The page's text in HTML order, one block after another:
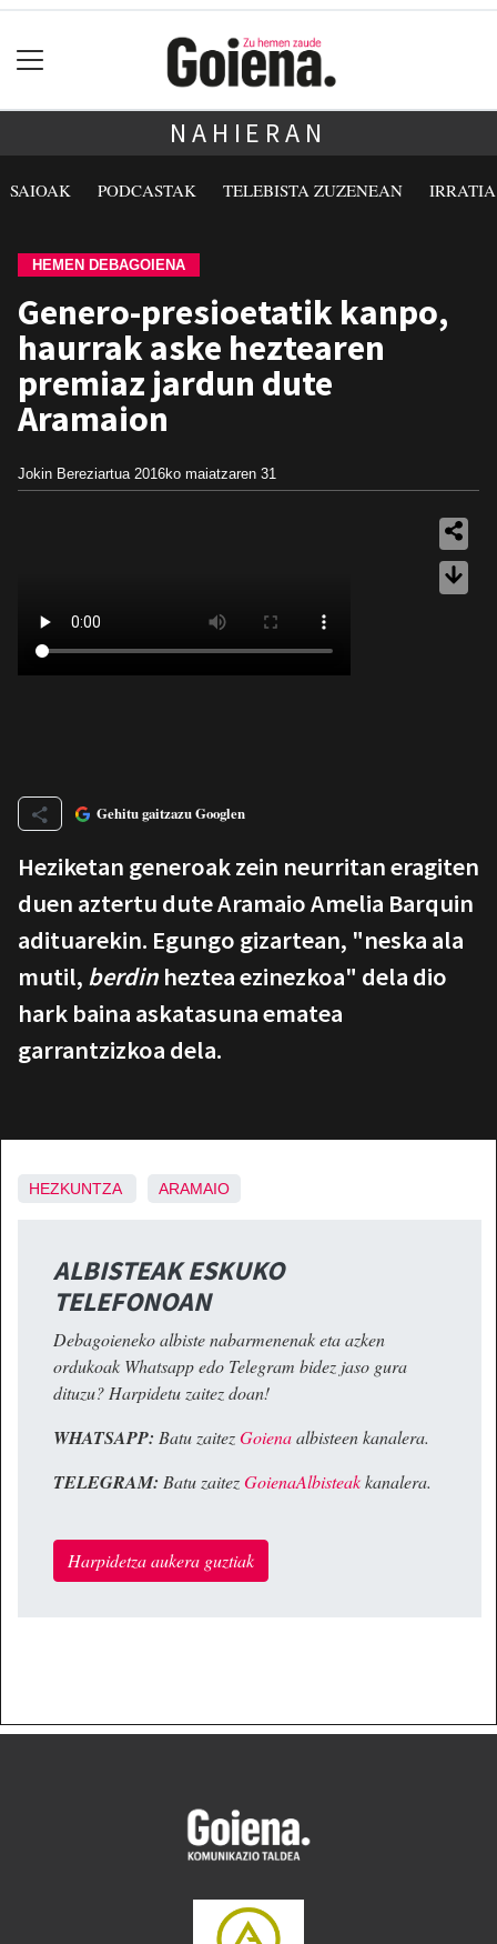
NAHIERAN
SAIOAK PODCASTAK TELEBISTA ZUZENEAN
HEMEN DEBAGOIENA
Genero-presioetatik kanpo,
haurrak aske heztearen
premiaz jardun dute
Aramaion
Jokin Bereziartua 2016ko maiatzaren 31
Gehitu gaitzazu Googlen
Heziketan generoak zein neurritan eragiten
duen aztertu dute Aramaio Amelia Barquin
adituarekin. Egungo gizartean, "neska ala
mutil, berdin heztea ezinezkoa" dela dio
hark baina askatasuna ematea
garrantzizkoa dela.
HEZKUNTZA ARAMAIO
ALBISTEAK ESKUKO
TELEFONOAN
Debagoieneko albiste nabarmenenak eta azken
ordukoak Whatsapp edo Telegram bidez jaso gura
dituzu? Harpidetu zaitez doan!
WHATSAPP: Batu zaitezGoienaalbisteen kanalera.
TELEGRAM: Batu zaitezGoienaAlbisteakkanalera.
Harpidetza aukera guztiak